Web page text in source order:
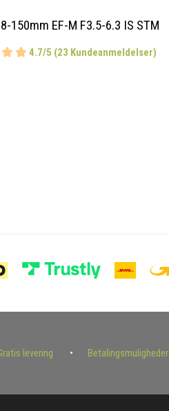
150mm EF-M F3.5-6.3 IS STM
4.7/5 (23 Kundeanmeldelser)
levering Betalingsmuligheder